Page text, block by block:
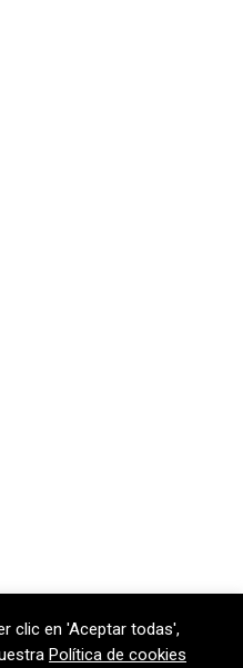
clic en 'Aceptar todas',
Política de cookies